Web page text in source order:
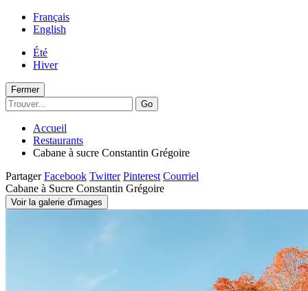
Français
English
Été
Hiver
Fermer
Go
Accueil
Restaurants
Cabane à sucre Constantin Grégoire
Partager Facebook Twitter Pinterest Courriel
Cabane à Sucre Constantin Grégoire
Voir la galerie d'images